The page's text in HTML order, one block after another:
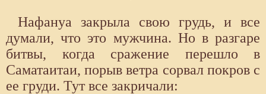
Нафануа закрыла свою грудь, и все
думали, что это мужчина. Но в разгаре
битвы, когда сражение перешло в
Саматаитаи, порыв ветра сорвал покров с
ее груди. Тут все закричали: